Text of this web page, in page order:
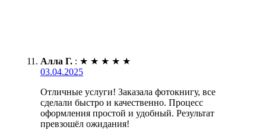
Алла Г. : ★ ★ ★ ★ ★
03.04.2025
Отличные услуги! Заказала фотокнигу, все
сделали быстро и качественно. Процесс
оформления простой и удобный. Результат
превзошёл ожидания!